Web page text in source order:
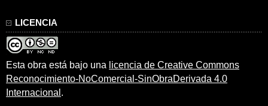
LICENCIA
Esta obra está bajo una licencia de Creative Commons
Reconocimiento-NoComercial-SinObraDerivada 4.0
Internacional .